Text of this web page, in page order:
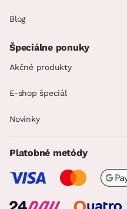
Blog
Špeciálne ponuky
Akčné produkty
E-shop špeciál
Novinky
Platobné metódy